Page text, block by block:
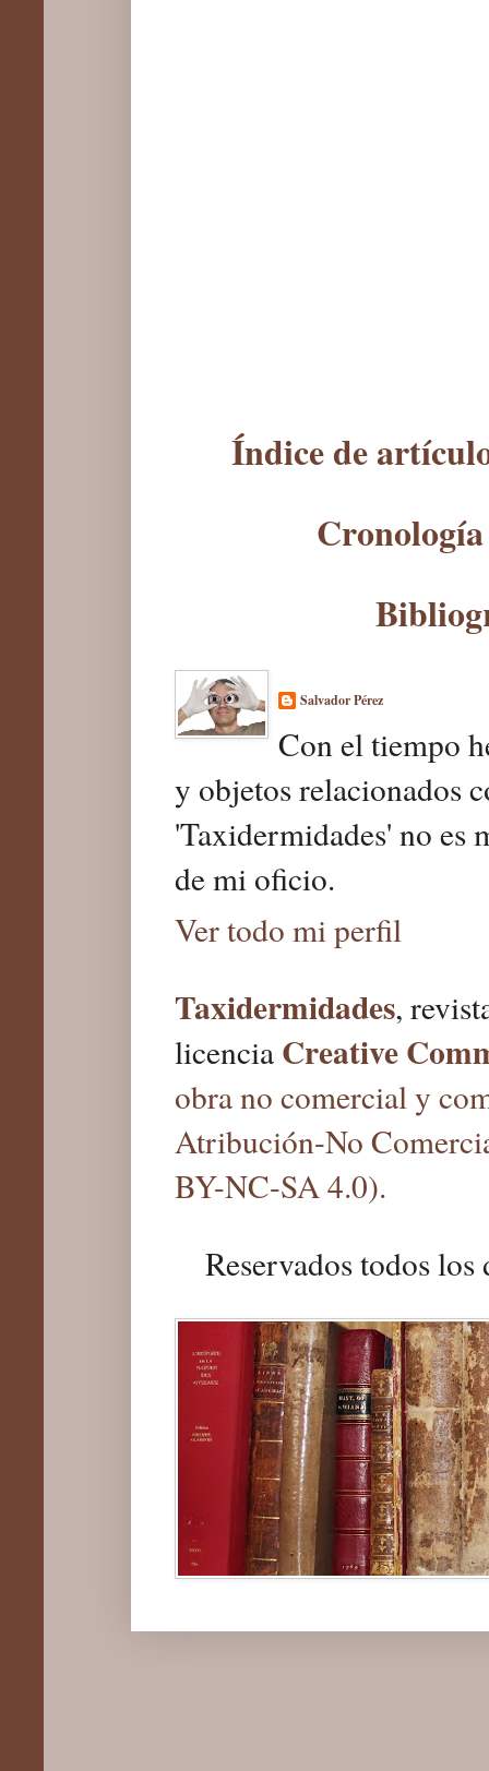
Índice de
Salvador Pérez
Con el tiempo
y objetos relacionados
'Taxidermidades' no es
de mi oficio.
Ver todo mi perfil
Taxidermidades,
licencia Creative
obra no comercial y
Atribución-No
BY-NC-SA 4.0).
Reservados todos